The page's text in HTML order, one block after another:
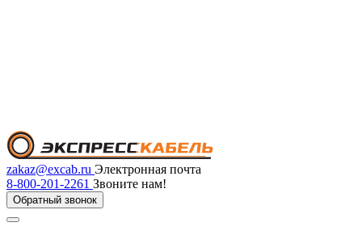
zakaz@excab.ru Электронная почта
8-800-201-2261 Звоните нам!
Обратный звонок